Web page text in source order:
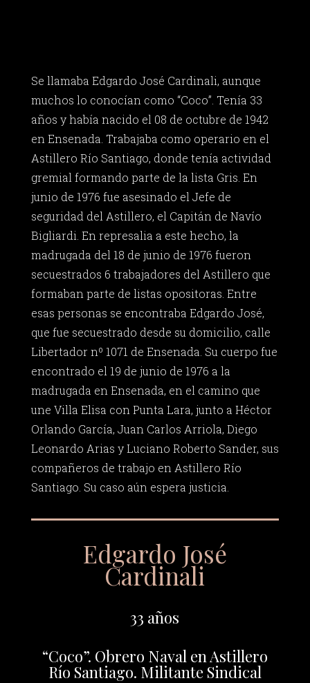
Se llamaba Edgardo José Cardinali, aunque
muchos lo conocían como “Coco”. Tenía 33
años y había nacido el 08 de octubre de 1942
en Ensenada. Trabajaba como operario en el
Astillero Río Santiago, donde tenía actividad
gremial formando parte de la lista Gris. En
junio de 1976 fue asesinado el Jefe de
seguridad del Astillero, el Capitán de Navío
Bigliardi. En represalia a este hecho, la
madrugada del 18 de junio de 1976 fueron
secuestrados 6 trabajadores del Astillero que
formaban parte de listas opositoras. Entre
esas personas se encontraba Edgardo José,
que fue secuestrado desde su domicilio, calle
Libertador nº 1071 de Ensenada. Su cuerpo fue
encontrado el 19 de junio de 1976 a la
madrugada en Ensenada, en el camino que
une Villa Elisa con Punta Lara, junto a Héctor
Orlando García, Juan Carlos Arriola, Diego
Leonardo Arias y Luciano Roberto Sander, sus
compañeros de trabajo en Astillero Río
Santiago. Su caso aún espera justicia.
Edgardo José
Cardinali
33 años
“Coco”. Obrero Naval en Astillero
Río Santiago. Militante Sindical